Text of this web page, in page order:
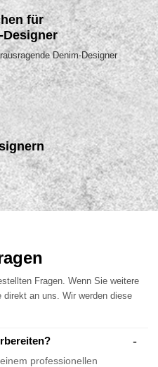
für
Designer
Denim-Designer
Fragen. Wenn Sie weitere
direkt an uns. Wir werden diese
professionellen